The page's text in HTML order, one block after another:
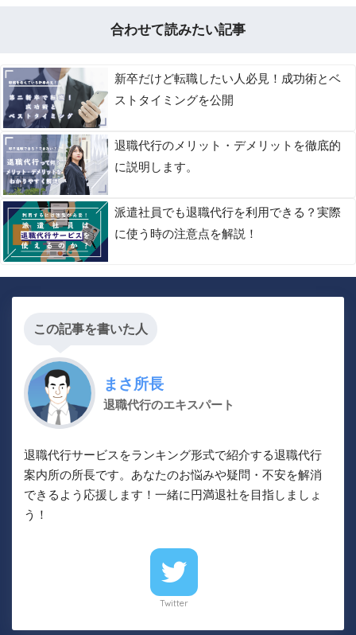
合わせて読みたい記事
新卒だけど転職したい人必見！成功術とベ
ストタイミングを公開
退職代行のメリット・デメリットを徹底的
に説明します。
派遣社員でも退職代行を利用できる？実際
に使う時の注意点を解説！
この記事を書いた人
まさ所長
退職代行のエキスパート
退職代行サービスをランキング形式で紹介する退職代行
案内所の所長です。あなたのお悩みや疑問・不安を解消
できるよう応援します！一緒に円満退社を目指しましょ
う！
Twitter